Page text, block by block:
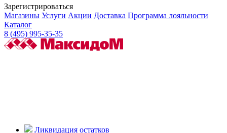
Зарегистрироваться
Магазины Услуги Акции Доставка Программа лояльности
Каталог
8 (495) 995-35-35
Ликвидация остатков